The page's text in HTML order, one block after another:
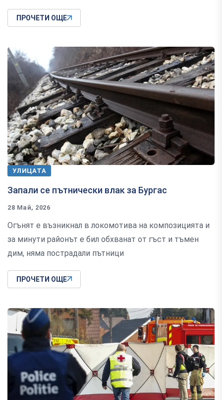
ПРОЧЕТИ ОЩЕ
УЛИЦАТА
Запали се пътнически влак за Бургас
28 Май, 2026
Огънят е възникнал в локомотива на композицията и
за минути районът е бил обхванат от гъст и тъмен
дим, няма пострадали пътници
ПРОЧЕТИ ОЩЕ